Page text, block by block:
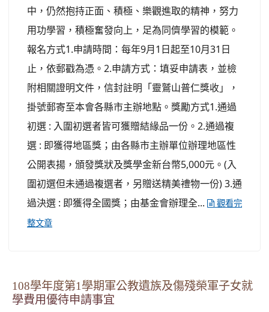
中，仍然抱持正面、積極、樂觀進取的精神，努力
用功學習，積極奮發向上，足為同儕學習的模範。
報名方式1.申請時間：每年9月1日起至10月31日
止，依郵戳為憑。2.申請方式：填妥申請表，並檢
附相關證明文件，信封註明「靈鷲山普仁獎收」，
掛號郵寄至本會各縣市主辦地點。獎勵方式1.通過
初選 : 入圍初選者皆可獲贈結緣品一份。2.通過複
選 : 即獲得地區獎；由各縣市主辦單位辦理地區性
公開表揚，頒發獎狀及獎學金新台幣5,000元。(入
圍初選但未通過複選者，另贈送精美禮物一份) 3.通
過決選 : 即獲得全國獎；由基金會辦理全...
觀看完
整文章
108學年度第1學期軍公教遺族及傷殘榮軍子女就
學費用優待申請事宜